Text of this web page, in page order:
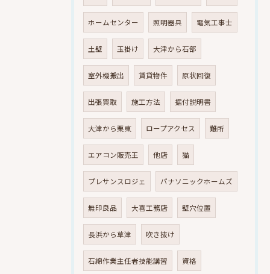
ホームセンター 照明器具 電気工事士
土壁 玉掛け 大津から石部
室外機搬出 賃貸物件 原状回復
出張買取 施工方法 据付説明書
大津から栗東 ロープアクセス 難所
エアコン販売王 他店 猫
プレサンスロジェ パナソニックホームズ
無印良品 大喜工務店 壁穴位置
長浜から草津 吹き抜け
石綿作業主任者技能講習 資格